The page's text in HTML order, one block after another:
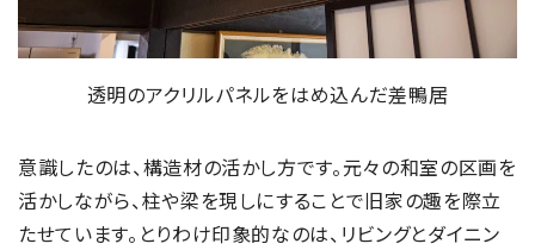
透明のアクリルパネルをはめ込んだ差鴨居
意識したのは、構造材の活かし方です。元々の和室の区画を
活かしながら、柱や梁を現しにすることで旧家の趣を際立
たせています。とりわけ印象的なのは、リビングとダイニン